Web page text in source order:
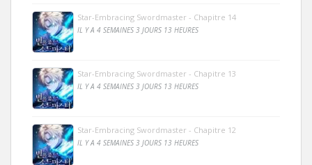
Star-Embracing Swordmaster - Chapitre 14
IL Y A 4 SEMAINES 3 JOURS 13 HEURES
Star-Embracing Swordmaster - Chapitre 13
IL Y A 4 SEMAINES 3 JOURS 13 HEURES
Star-Embracing Swordmaster - Chapitre 12
IL Y A 4 SEMAINES 3 JOURS 13 HEURES